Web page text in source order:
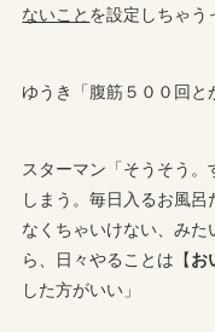
ないこと を設定しちゃう
ゆうき「腹筋５００回と
スターマン「そうそう
しまう。毎日入るお風
なくちゃいけない、み
ら、日々やることは【お
した方がいい」